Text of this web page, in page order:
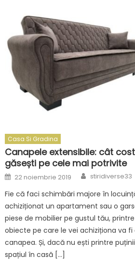
Casa Si Gradina
Canapele extensibile: cât
găsești pe cele mai potrivite
Posted
on
22 noiembrie 2019 Author
stiridiverse33
Fie că faci schimbări majore în
achiziționat un apartament sau o
piese de mobilier pe gustul tău,
obiecte pe care le vei achiziționa va fi
canapea. Și, dacă nu ești printre
spațiul în casă […]